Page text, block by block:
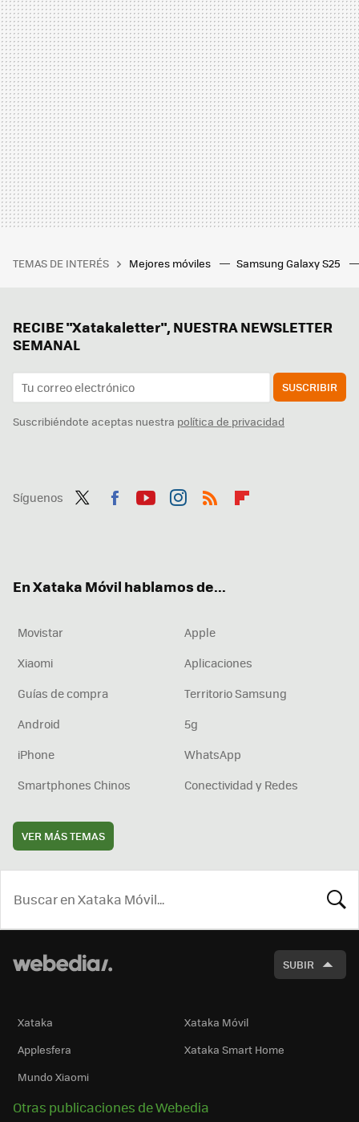
TEMAS DE INTERÉS Mejores móviles Samsung Galaxy S25
RECIBE "Xatakaletter", NUESTRA NEWSLETTER
SEMANAL
SUSCRIBIR
Suscribiéndote aceptas nuestra política de privacidad
Síguenos
En Xataka Móvil hablamos de...
Movistar
Apple
Xiaomi
Aplicaciones
Guías de compra
Territorio Samsung
Android
5g
iPhone
WhatsApp
Smartphones Chinos
Conectividad y Redes
VER MÁS TEMAS
SUBIR
Xataka
Xataka Móvil
Applesfera
Xataka Smart Home
Mundo Xiaomi
Otras publicaciones de Webedia